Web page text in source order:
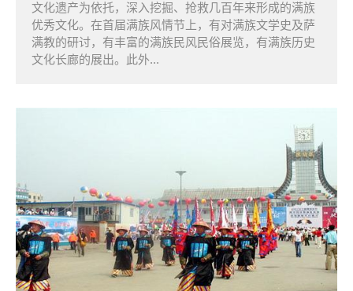
文化遗产为依托，深入挖掘、抢救几百年来形成的满族
优秀文化。在首届满族风情节上，有对满族文学史及萨
满教的研讨，有丰富的满族民风民俗展览，有满族历史
文化长廊的展出。此外...